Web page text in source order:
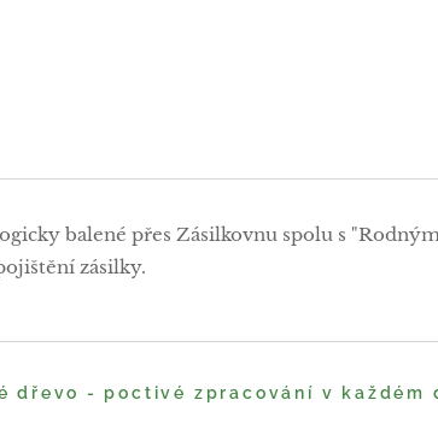
balené přes Zásilkovnu spolu s
zásilky.
dřevo - poctivé zpracování v každém